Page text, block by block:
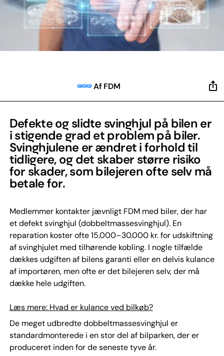
Af FDM
Defekte og slidte svinghjul på bilen er
i stigende grad et problem på biler.
Svinghjulene er ændret i forhold til
tidligere, og det skaber større risiko
for skader, som bilejeren ofte selv må
betale for.
Medlemmer kontakter jævnligt FDM med biler, der har
et defekt svinghjul (dobbeltmassesvinghjul). En
reparation koster ofte 15.000–30.000 kr. for udskiftning
af svinghjulet med tilhørende kobling. I nogle tilfælde
dækkes udgiften af bilens garanti eller en delvis kulance
af importøren, men ofte er det bilejeren selv, der må
dække hele udgiften.
Læs mere: Hvad er kulance ved bilkøb?
De meget udbredte dobbeltmassesvinghjul er
standardmonterede i en stor del af bilparken, der er
produceret inden for de seneste tyve år.